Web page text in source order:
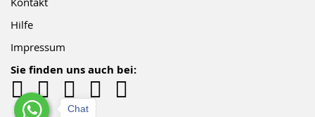
Hilfe
Impressum
Sie finden uns auch bei:
Chat